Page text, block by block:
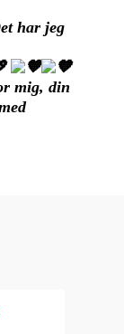
har jeg
mig, din